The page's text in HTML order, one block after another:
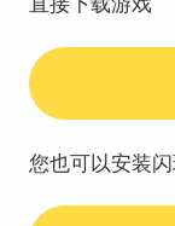
您也可以安装